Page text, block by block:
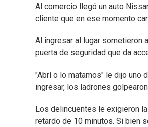
Al comercio llegó un auto
cliente que en ese momento
Al ingresar al lugar sometieron
puerta de seguridad que da
"Abrí o lo matamos" le dijo uno
ingresar, los ladrones
Los delincuentes le exigieron
retardo de 10 minutos. Si bien